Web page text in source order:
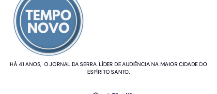
HÁ 41 ANOS, O JORNAL DA SERRA. LÍDER DE AUDIÊNCIA NA MAIOR CIDADE DO
ESPÍRITO SANTO.